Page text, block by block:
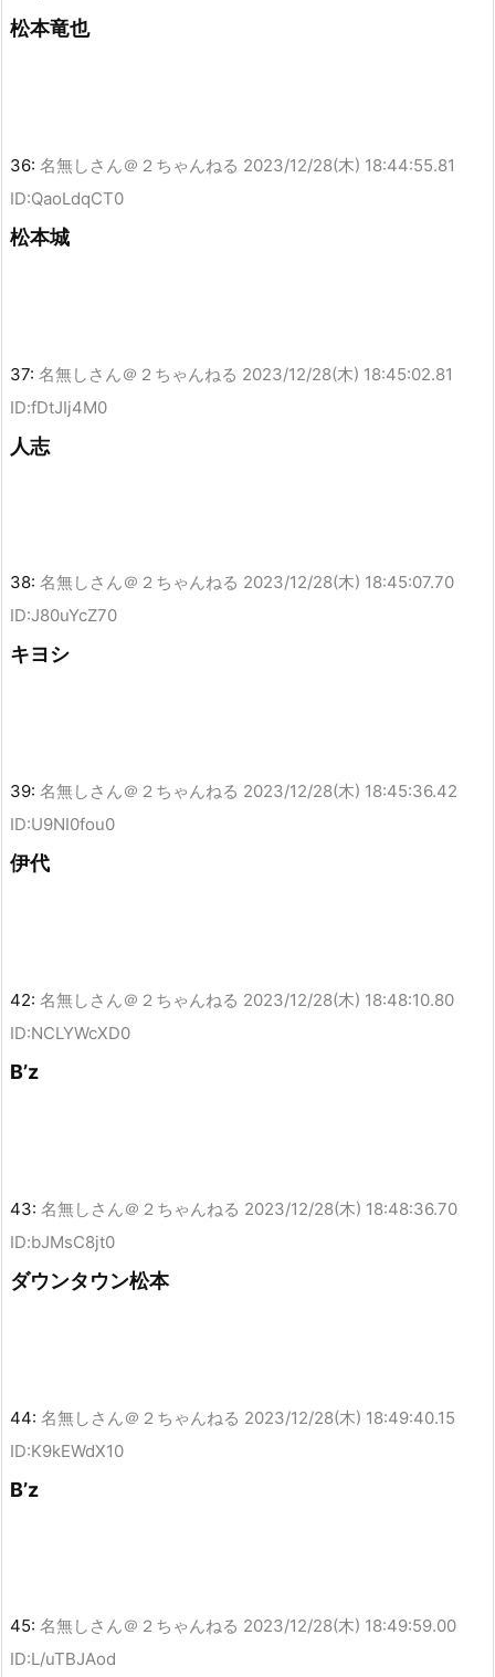
松本竜也
36: 名無しさん＠２ちゃんねる 2023/12/28(木) 18:44:55.81
ID:QaoLdqCT0
松本城
37: 名無しさん＠２ちゃんねる 2023/12/28(木) 18:45:02.81
ID:fDtJIj4M0
人志
38: 名無しさん＠２ちゃんねる 2023/12/28(木) 18:45:07.70
ID:J80uYcZ70
キヨシ
39: 名無しさん＠２ちゃんねる 2023/12/28(木) 18:45:36.42
ID:U9NI0fou0
伊代
42: 名無しさん＠２ちゃんねる 2023/12/28(木) 18:48:10.80
ID:NCLYWcXD0
B’z
43: 名無しさん＠２ちゃんねる 2023/12/28(木) 18:48:36.70
ID:bJMsC8jt0
ダウンタウン松本
44: 名無しさん＠２ちゃんねる 2023/12/28(木) 18:49:40.15
ID:K9kEWdX10
B’z
45: 名無しさん＠２ちゃんねる 2023/12/28(木) 18:49:59.00
ID:L/uTBJAod